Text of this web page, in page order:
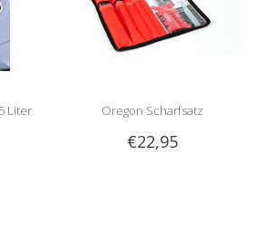
Liter Oregon Scharfsatz
€22,95